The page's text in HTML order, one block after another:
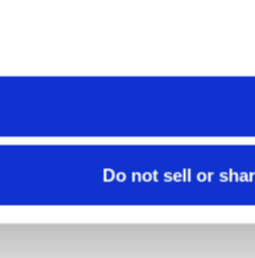
Do not sell or